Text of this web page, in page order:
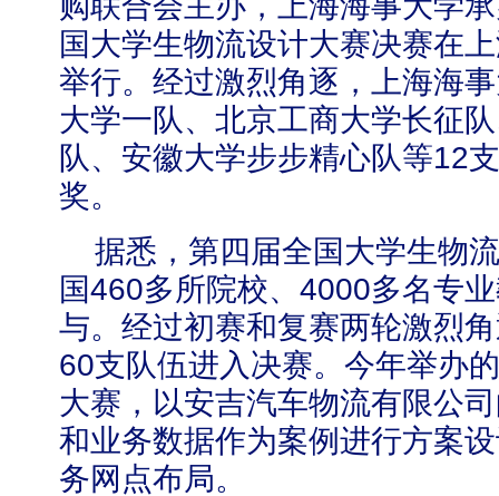
国大学生物流设计大赛决赛在
举行。经过激烈角逐，上海海
大学一队、北京工商大学长征
队、安徽大学步步精心队等12
奖。
据悉，第四届全国大学生物
国460多所院校、 4000多名专
与。经过初赛和复赛两轮激烈
60支队伍进入决赛。今年举办
大赛，以安吉汽车物流有限公
和业务数据作为案例进行方案
务网点布局。
学校志愿服务冬奥会和冬残奥会专题